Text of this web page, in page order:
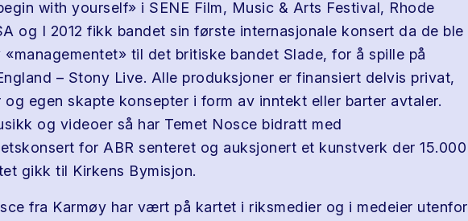
with yourself» i SENE Film, Music & Arts Festival, Rhode
og I 2012 fikk bandet sin første internasjonale konsert da de ble
«managementet» til det britiske bandet Slade, for å spille på
– Stony Live. Alle produksjoner er finansiert delvis privat,
og egen skapte konsepter i form av inntekt eller barter avtaler.
og videoer så har Temet Nosce bidratt med
for ABR senteret og auksjonert et kunstverk der 15.000
gikk til Kirkens Bymisjon.
fra Karmøy har vært på kartet i riksmedier og i medeier utenfor